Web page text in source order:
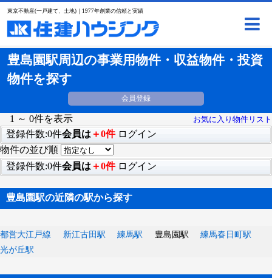
東京不動産(一戸建て、土地)｜1977年創業の信頼と実績
豊島園駅周辺の事業用物件・収益物件・投資
物件を探す
会員登録
1 ～ 0件を表示 お気に入り物件リスト
登録件数:0件会員は ＋0件 ログイン
物件の並び順
登録件数:0件会員は ＋0件 ログイン
豊島園駅の近隣の駅から探す
都営大江戸線 新江古田駅 練馬駅 豊島園駅
練馬春日町駅
光が丘駅